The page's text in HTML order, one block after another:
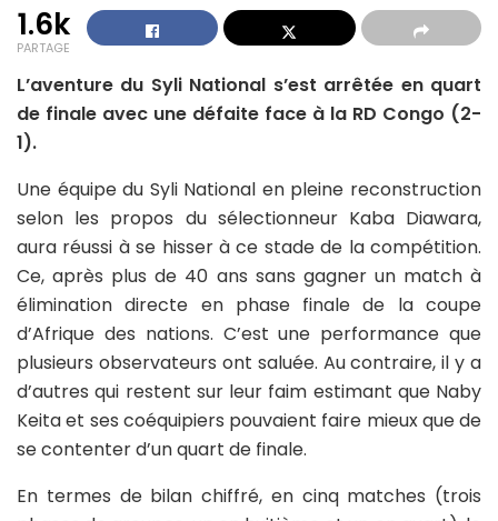
1.6k
PARTAGE
L’aventure du Syli National s’est arrêtée en quart
de finale avec une défaite face à la RD Congo (2-
1).
Une équipe du Syli National en pleine reconstruction
selon les propos du sélectionneur Kaba Diawara,
aura réussi à se hisser à ce stade de la compétition.
Ce, après plus de 40 ans sans gagner un match à
élimination directe en phase finale de la coupe
d’Afrique des nations. C’est une performance que
plusieurs observateurs ont saluée. Au contraire, il y a
d’autres qui restent sur leur faim estimant que Naby
Keita et ses coéquipiers pouvaient faire mieux que de
se contenter d’un quart de finale.
En termes de bilan chiffré, en cinq matches (trois